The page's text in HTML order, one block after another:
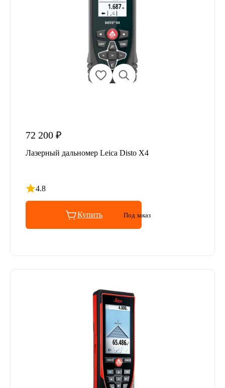
72 200 ₽
Лазерный дальномер Leica Disto X4
4.8
Рейтинг 4.8 из 5
Купить Под заказ